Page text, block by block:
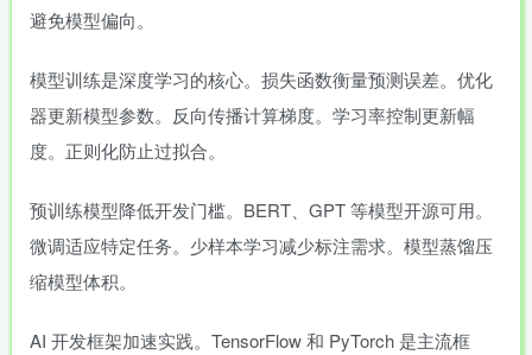
避免模型偏向。
模型训练是深度学习的核心。损失函数衡量预测误差。优化
器更新模型参数。反向传播计算梯度。学习率控制更新幅
度。正则化防止过拟合。
预训练模型降低开发门槛。BERT、GPT 等模型开源可用。
微调适应特定任务。少样本学习减少标注需求。模型蒸馏压
缩模型体积。
AI 开发框架加速实践。TensorFlow 和 PyTorch 是主流框